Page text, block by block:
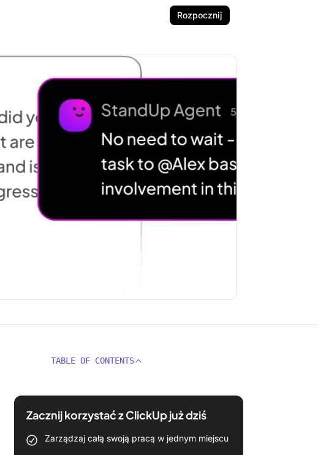
Rozpocznij
TABLE OF CONTENTS
Zacznij korzystać z ClickUp już dziś
Zarządzaj całą swoją pracą w jednym miejscu